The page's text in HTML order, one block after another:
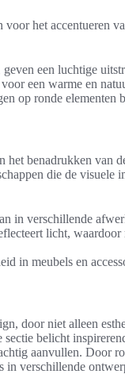
voor het accentueren
een luchtige
een warme en
op ronde elementen
het benadrukken van
die de visuele
in verschillende
licht,
in meubels en
door niet alleen
belicht
aanvullen. Door
in verschillende